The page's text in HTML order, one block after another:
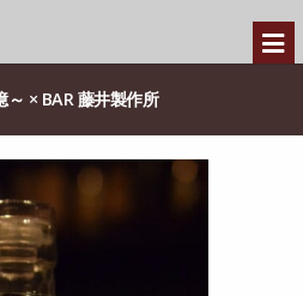
～ × BAR 藤井製作所